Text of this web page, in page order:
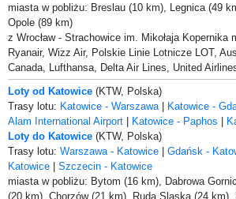
miasta w pobliżu: Breslau (10 km), Legnica (49
Opole (89 km)
z Wrocław - Strachowice im. Mikołaja Kopernika
Ryanair, Wizz Air, Polskie Linie Lotnicze LOT,
Canada, Lufthansa, Delta Air Lines, United
Loty od Katowice (KTW, Polska)
Trasy lotu: Katowice - Warszawa | Katowice -
Alam International Airport | Katowice - Paphos |
Loty do Katowice (KTW, Polska)
Trasy lotu: Warszawa - Katowice | Gdańsk -
Katowice | Szczecin - Katowice
miasta w pobliżu: Bytom (16 km), Dabrowa
(20 km), Chorzów (21 km), Ruda Slaska (24 km),